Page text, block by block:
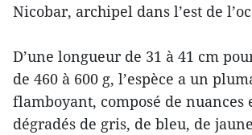
Nicobar, archipel dans l’est de
D’une longueur de 31 à 41 cm
de 460 à 600 g, l’espèce a un
flamboyant, composé de nuances
dégradés de gris, de bleu, de